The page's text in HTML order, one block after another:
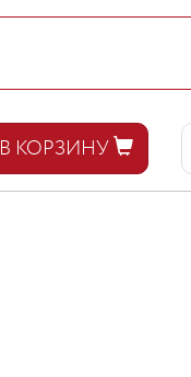
В КОРЗИНУ